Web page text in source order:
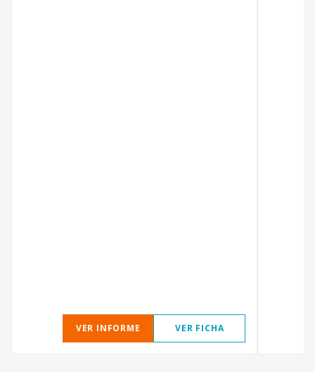
VER INFORME VER FICHA